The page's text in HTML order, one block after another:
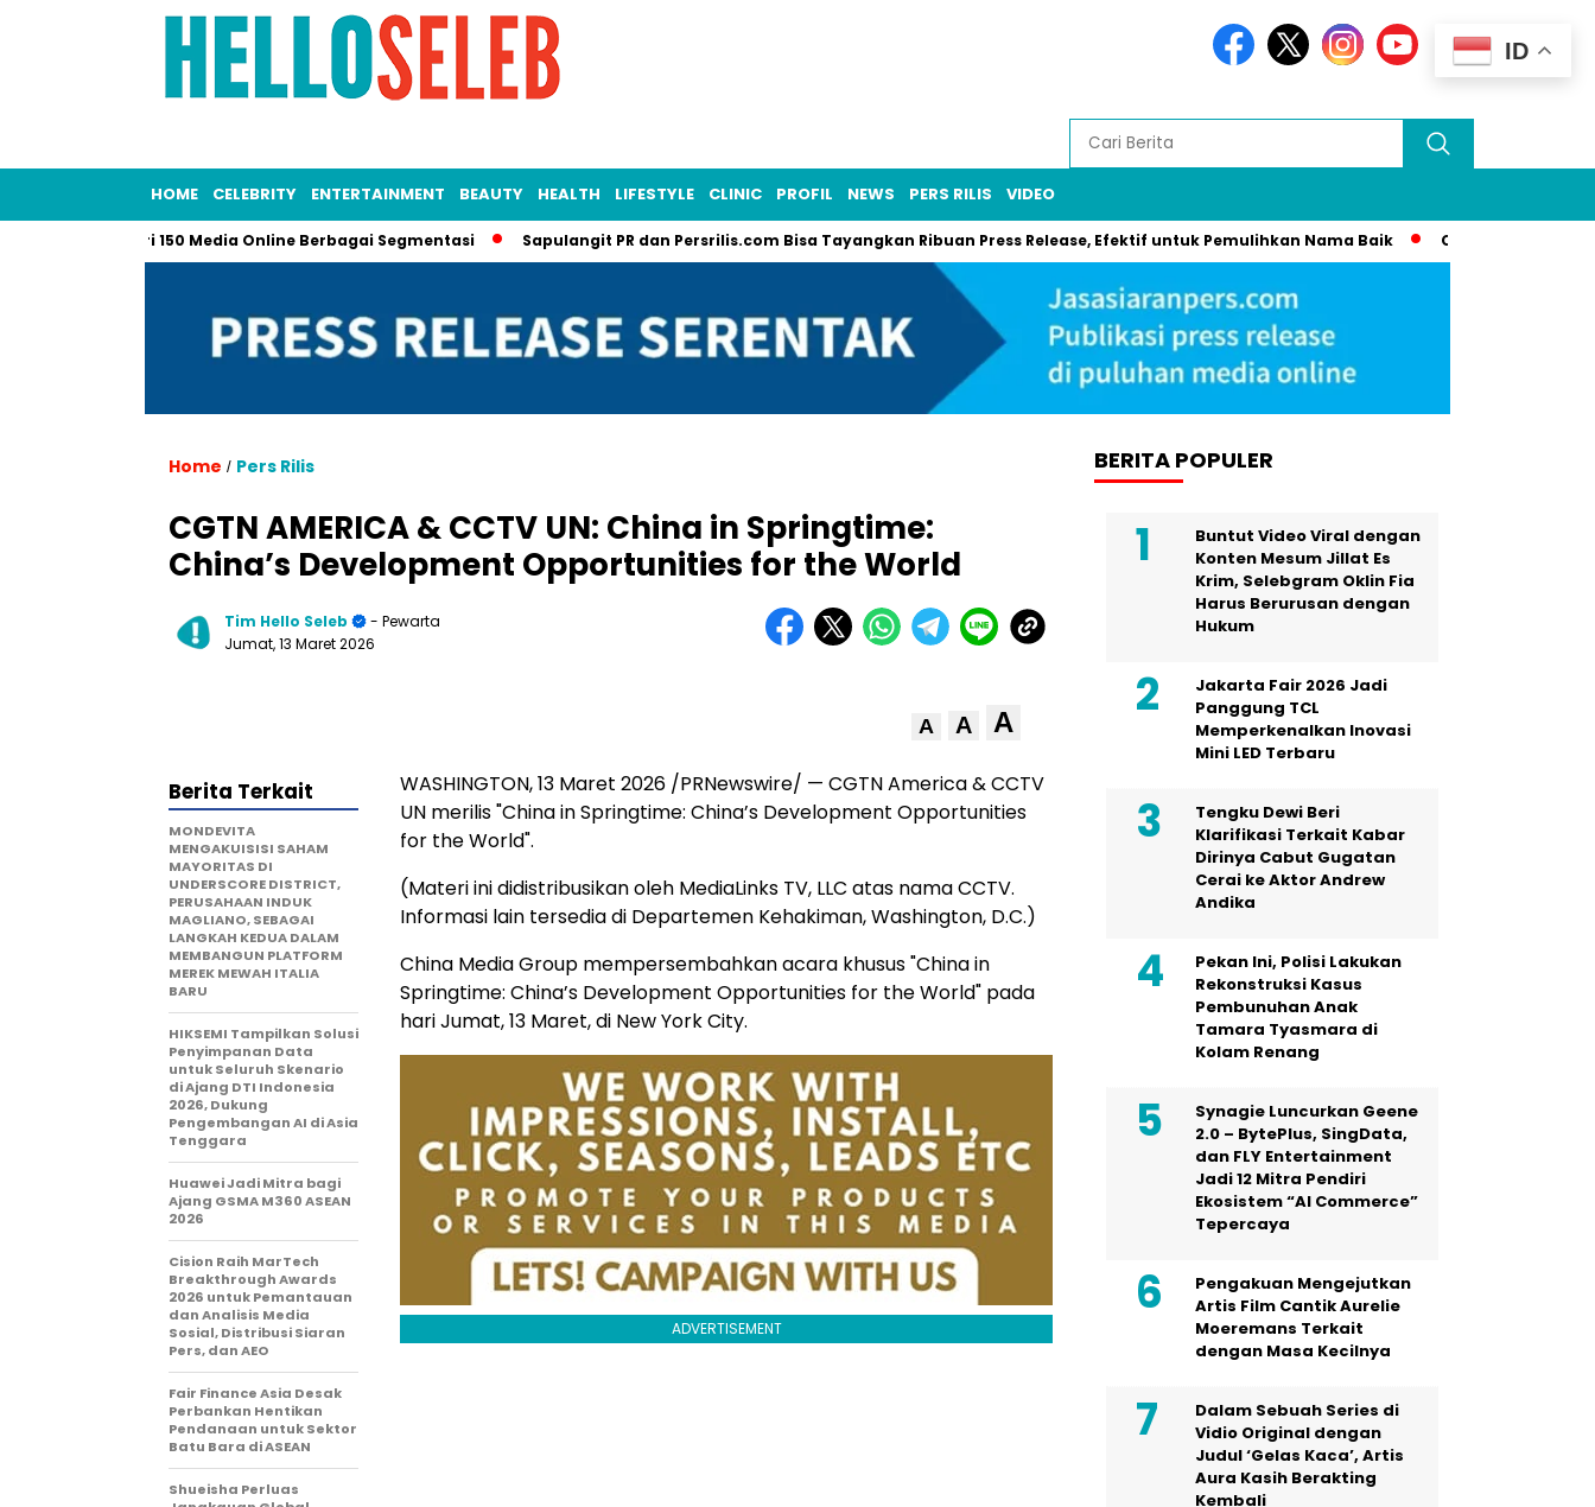
HOME CELEBRITY ENTERTAINMENT BEAUTY HEALTH LIFESTYLE CLINIC PROFIL NEWS PERS RILIS VIDEO
dari 150 Media Online Berbagai Segmentasi Sapulangit PR dan Persrilis.com Bisa Tayangkan Ribuan Press Release, Efektif untuk Pemulihkan Nama Baik Cannes 2025: Syahrini
Home / Pers Rilis
CGTN AMERICA & CCTV UN: China in Springtime:
China’s Development Opportunities for the World
Tim Hello Seleb
- Pewarta
Jumat, 13 Maret 2026
A A A
WASHINGTON,13 Maret 2026 /PRNewswire/ — CGTN America & CCTV
UN merilis "China in Springtime: China’s Development Opportunities
for the World".
(Materi ini didistribusikan oleh MediaLinks TV, LLC atas nama CCTV.
Informasi lain tersedia di Departemen Kehakiman, Washington, D.C.)
China Media Group mempersembahkan acara khusus "China in
Springtime: China’s Development Opportunities for the World" pada
hari Jumat, 13 Maret, di New York City.
ADVERTISEMENT
Berita Terkait
MONDEVITA
MENGAKUISISI SAHAM
MAYORITAS DI
UNDERSCORE DISTRICT,
PERUSAHAAN INDUK
MAGLIANO, SEBAGAI
LANGKAH KEDUA DALAM
MEMBANGUN PLATFORM
MEREK MEWAH ITALIA
BARU
HIKSEMI Tampilkan Solusi
Penyimpanan Data
untuk Seluruh Skenario
di Ajang DTI Indonesia
2026, Dukung
Pengembangan AI di Asia
Tenggara
Huawei Jadi Mitra bagi
Ajang GSMA M360 ASEAN
2026
Cision Raih MarTech
Breakthrough Awards
2026 untuk Pemantauan
dan Analisis Media
Sosial, Distribusi Siaran
Pers, dan AEO
Fair Finance Asia Desak
Perbankan Hentikan
Pendanaan untuk Sektor
Batu Bara di ASEAN
Shueisha Perluas
BERITA POPULER
Buntut Video Viral dengan
Konten Mesum Jillat Es
Krim, Selebgram Oklin Fia
Harus Berurusan dengan
Hukum
Jakarta Fair 2026 Jadi
Panggung TCL
Memperkenalkan Inovasi
Mini LED Terbaru
Tengku Dewi Beri
Klarifikasi Terkait Kabar
Dirinya Cabut Gugatan
Cerai ke Aktor Andrew
Andika
Pekan Ini, Polisi Lakukan
Rekonstruksi Kasus
Pembunuhan Anak
Tamara Tyasmara di
Kolam Renang
Synagie Luncurkan Geene
2.0 – BytePlus, SingData,
dan FLY Entertainment
Jadi 12 Mitra Pendiri
Ekosistem “AI Commerce”
Tepercaya
Pengakuan Mengejutkan
Artis Film Cantik Aurelie
Moeremans Terkait
dengan Masa Kecilnya
Dalam Sebuah Series di
Vidio Original dengan
Judul ‘Gelas Kaca’, Artis
Aura Kasih Berakting
Kembali
ID